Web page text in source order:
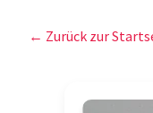
← Zurück zur